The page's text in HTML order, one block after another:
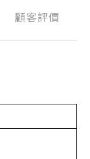
顧客評價